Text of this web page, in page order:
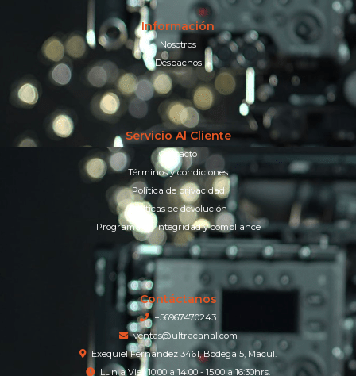
Información
Nosotros
Despachos
Servicio Al Cliente
Contacto
Términos y condiciones
Política de privacidad
Políticas de devolución
Programa de integridad y compliance
Contáctanos
+56967470243
ventas@ultracanal.com
Exequiel Fernandez 3461, Bodega 5, Macul.
Lun a Vier 10:00 a 14:00 - 15:00 a 16:30hrs.